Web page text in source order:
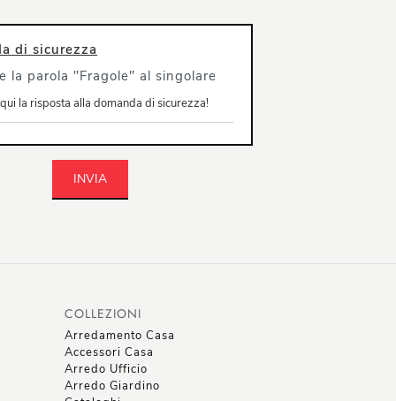
di sicurezza
la parola "Fragole" al singolare
INVIA
COLLEZIONI
Arredamento Casa
Accessori Casa
Arredo Ufficio
Arredo Giardino